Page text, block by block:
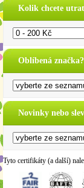
Kolik chcete
Oblíbená značka?
Novinky nebo
Tyto certifikáty (a další)